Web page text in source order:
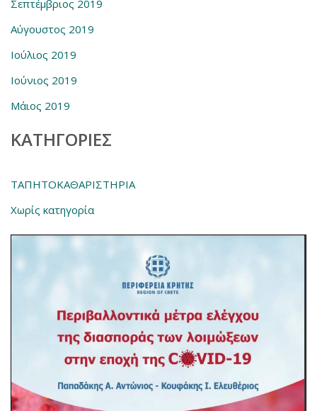
Σεπτέμβριος 2019
Αύγουστος 2019
Ιούλιος 2019
Ιούνιος 2019
Μάιος 2019
KΑΤΗΓΟΡΊΕΣ
ΤΑΠΗΤΟΚΑΘΑΡΙΣΤΗΡΙΑ
Χωρίς κατηγορία